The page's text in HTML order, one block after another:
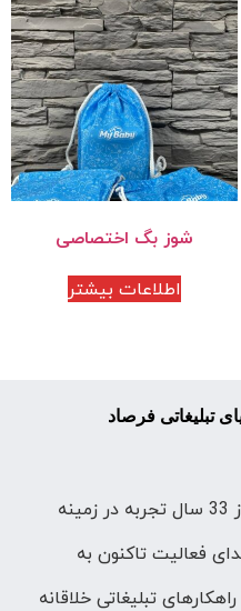
شوز بگ اختصاصی
اطلاعات بیشتر
تبلیغاتی فرصاد
شرکت فرصاد با بیش از 33 سال تجربه در زمینه
فعالیت تاکنون به
تبلیغاتی خلاقانه